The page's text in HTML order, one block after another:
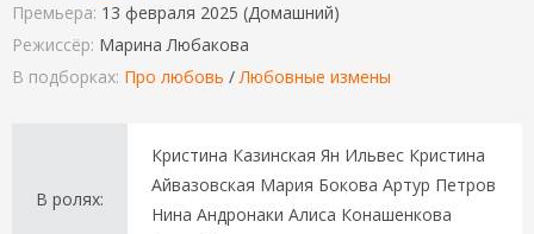
Премьера: 13 февраля 2025 (Домашний)
Режиссёр: Марина Любакова
В подборках: Про любовь /Любовные измены
В ролях:
Кристина Казинская Ян Ильвес Кристина
Айвазовская Мария Бокова Артур Петров
Нина Андронаки Алиса Конашенкова